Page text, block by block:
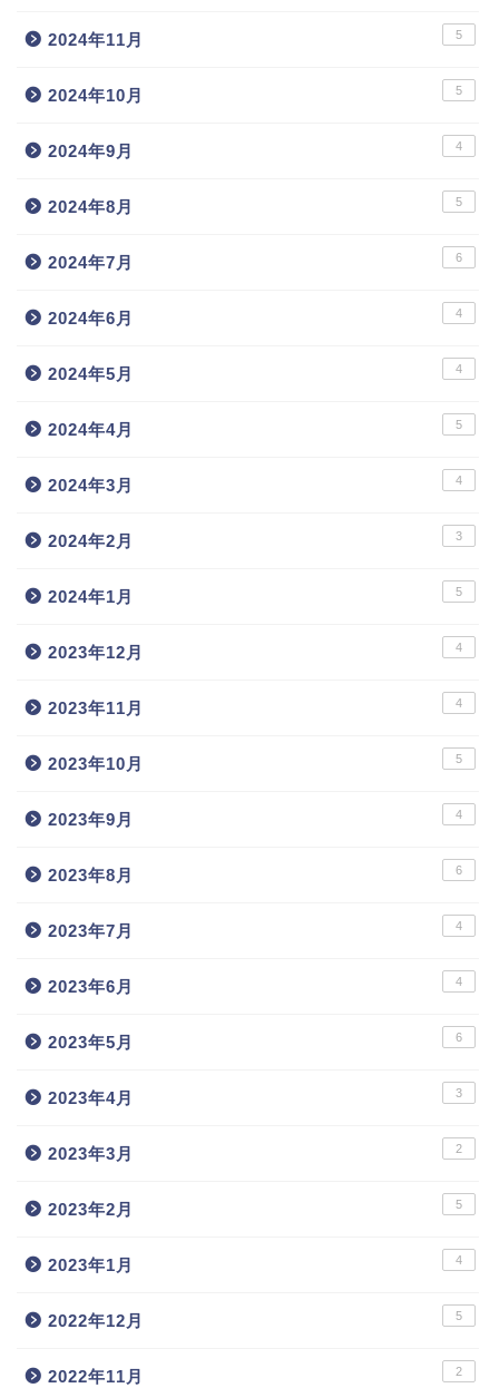
2024年11月 5
2024年10月 5
2024年9月 4
2024年8月 5
2024年7月 6
2024年6月 4
2024年5月 4
2024年4月 5
2024年3月 4
2024年2月 3
2024年1月 5
2023年12月 4
2023年11月 4
2023年10月 5
2023年9月 4
2023年8月 6
2023年7月 4
2023年6月 4
2023年5月 6
2023年4月 3
2023年3月 2
2023年2月 5
2023年1月 4
2022年12月 5
2022年11月 2